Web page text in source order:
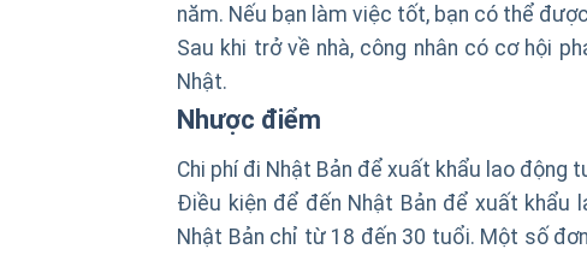
năm. Nếu bạn làm việc tốt, bạn có thể
Sau khi trở về nhà, công nhân có cơ hội
Nhật.
Nhược điểm
Chi phí đi Nhật Bản để xuất khẩu lao động
Điều kiện để đến Nhật Bản để xuất
Nhật Bản chỉ từ 18 đến 30 tuổi. Một số